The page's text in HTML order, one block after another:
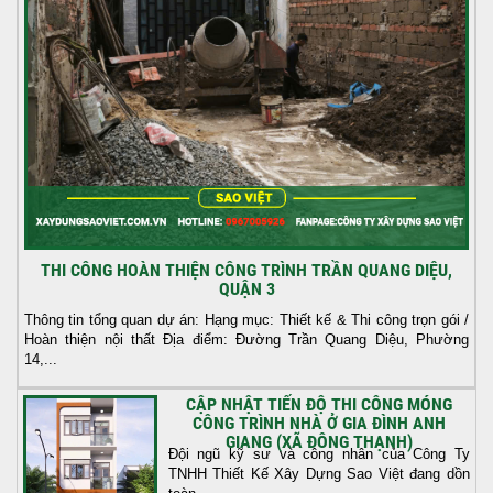
THI CÔNG HOÀN THIỆN CÔNG TRÌNH TRẦN QUANG DIỆU,
QUẬN 3
Thông tin tổng quan dự án: Hạng mục: Thiết kế & Thi công trọn gói /
Hoàn thiện nội thất Địa điểm: Đường Trần Quang Diệu, Phường
14,...
CẬP NHẬT TIẾN ĐỘ THI CÔNG MÓNG
CÔNG TRÌNH NHÀ Ở GIA ĐÌNH ANH
GIANG (XÃ ĐÔNG THẠNH)
Đội ngũ kỹ sư và công nhân của Công Ty
TNHH Thiết Kế Xây Dựng Sao Việt đang dồn